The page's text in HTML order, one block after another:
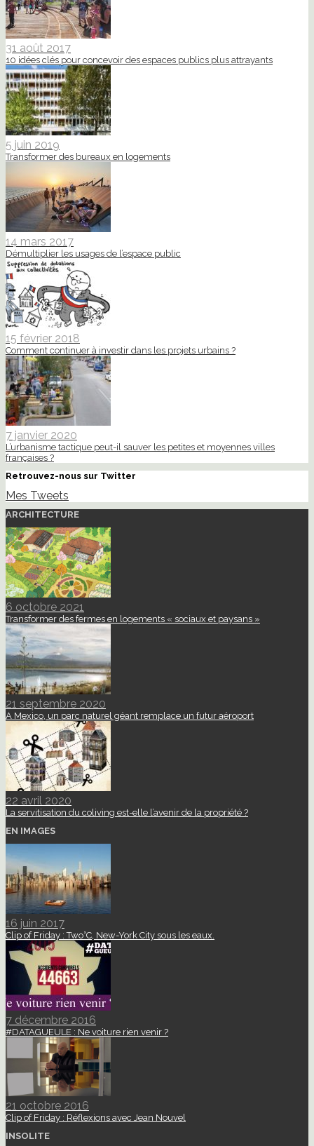
31 août 2017
10 idées clés pour concevoir des espaces publics plus attrayants
5 juin 2019
Transformer des bureaux en logements
14 mars 2017
Démultiplier les usages de l’espace public
15 février 2018
Comment continuer à investir dans les projets urbains ?
7 janvier 2020
L’urbanisme tactique peut-il sauver les petites et moyennes villes
françaises ?
Retrouvez-nous sur Twitter
Mes Tweets
ARCHITECTURE
6 octobre 2021
Transformer des fermes en logements « sociaux et paysans »
21 septembre 2020
A Mexico, un parc naturel géant remplace un futur aéroport
22 avril 2020
La servitisation du coliving est-elle l’avenir de la propriété ?
EN IMAGES
16 juin 2017
Clip of Friday : Two°C, New-York City sous les eaux.
7 décembre 2016
#DATAGUEULE : Ne voiture rien venir ?
21 octobre 2016
Clip of Friday : Réflexions avec Jean Nouvel
INSOLITE